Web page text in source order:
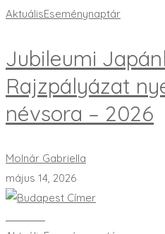
AktuálisEseménynaptár
Jubileumi
Rajzpályázat
névsora – 2026
Molnár Gabriella
május 14, 2026